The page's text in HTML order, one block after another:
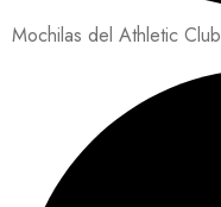
Mochilas del Athletic Club